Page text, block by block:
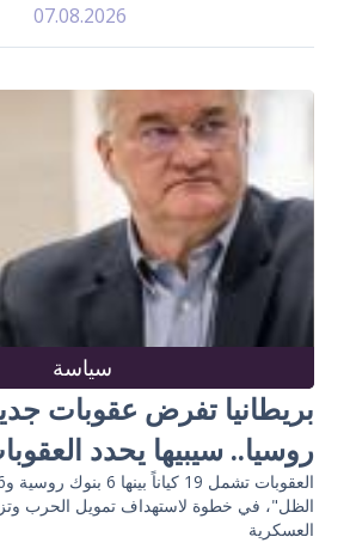
07.08.2026
سياسة
بريطانيا تفرض عقوبات
روسيا.. سيبيها يحدد
الظل"، في خطوة لاستهداف تمويل الحرب
العسكرية